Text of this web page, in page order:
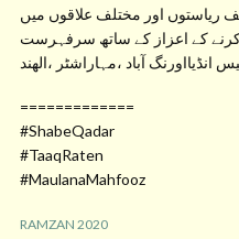
ریاستوں اور مختلف علاقوں میں
کرنے کے اعزاز کے ساتھ سرفہرست
آباد ،مہاراشٹر ،الھند
=============
#ShabeQadar
#TaaqRaten
#MaulanaMahfooz
RAMZAN 2020